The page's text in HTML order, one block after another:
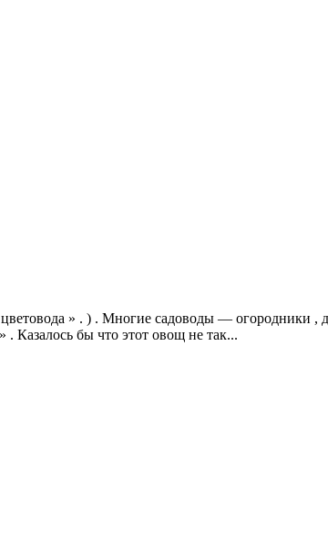
» . ) . Многие садоводы — огородники ,
Казалось бы что этот овощ не так...